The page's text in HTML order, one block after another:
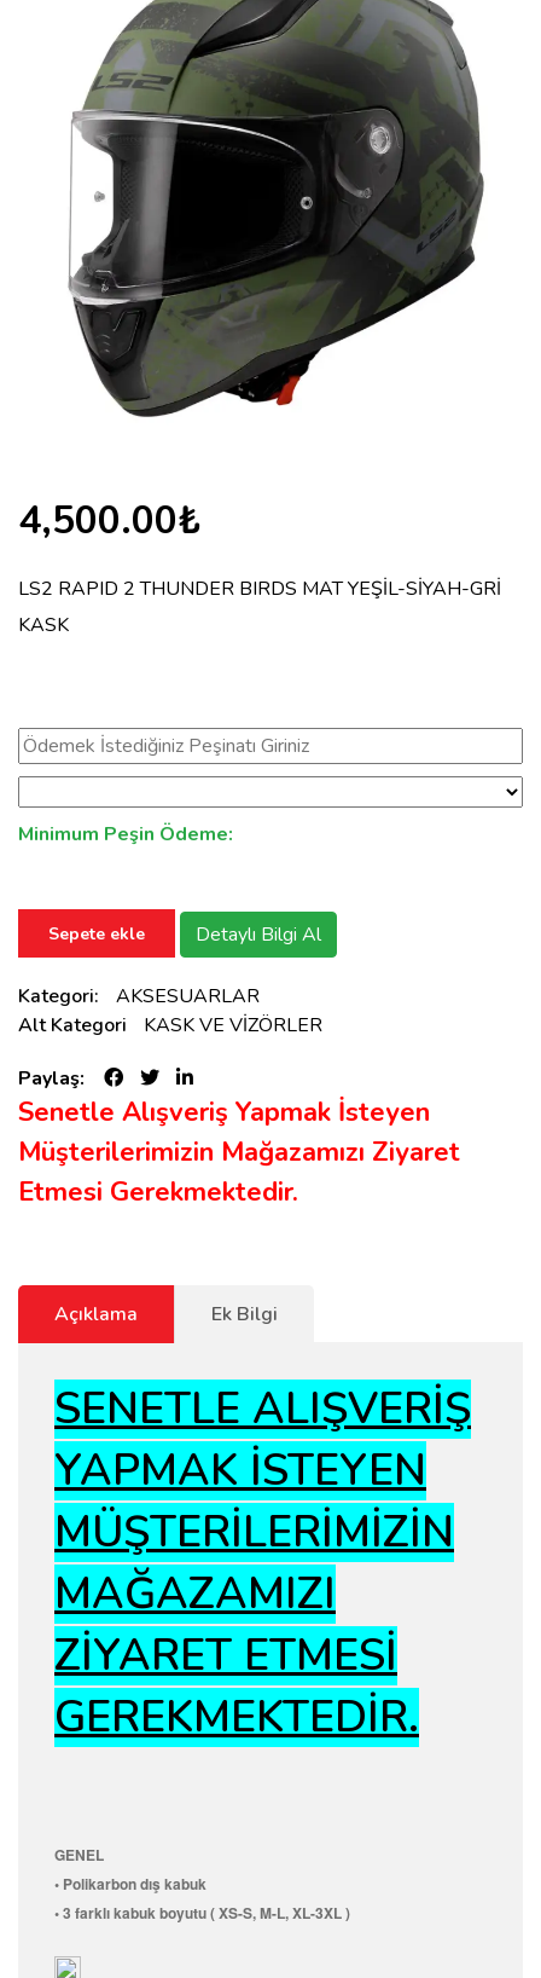
4,500.00₺
LS2 RAPID 2 THUNDER BIRDS MAT YEŞİL-SİYAH-GRİ
KASK
Minimum Peşin Ödeme:
Sepete ekle Detaylı Bilgi Al
Kategori:
AKSESUARLAR
Alt Kategori
KASK VE VİZÖRLER
Paylaş:
Senetle Alışveriş Yapmak İsteyen
Müşterilerimizin Mağazamızı Ziyaret
Etmesi Gerekmektedir.
Açıklama Ek Bilgi
SENETLE ALIŞVERİŞ
YAPMAK İSTEYEN
MÜŞTERİLERİMİZİN
MAĞAZAMIZI
ZİYARET ETMESİ
GEREKMEKTEDİR.
GENEL
• Polikarbon dış kabuk
• 3 farklı kabuk boyutu ( XS-S, M-L, XL-3XL )